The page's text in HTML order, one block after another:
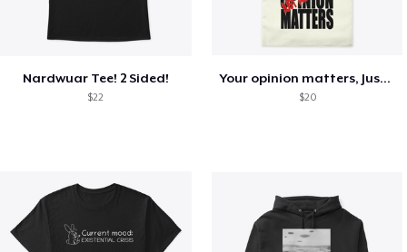
Nardwuar Tee! 2 Sided!
$22
Your opinion matters, Just not to me!
$20